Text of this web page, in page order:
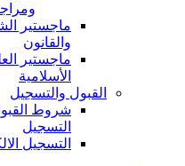
ماجستير
والقانون
ماجستير
الأسلامية
القبول والتسجيل
شروط
التسجيل
التسجيل